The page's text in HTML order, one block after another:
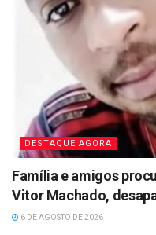
DESTAQUE AGORA
Família e amigos
Vitor Machado,
6 DE AGOSTO DE 2026